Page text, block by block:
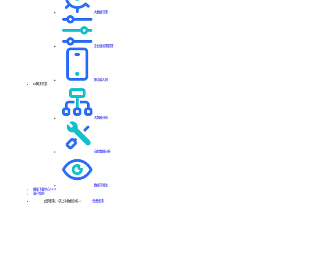
大数据引擎
企业级权限管理
移动端大屏
BI解决方案
大数据分析
自助数据分析
数据可视化
模板下载中心HOT
客户案例
立即使用，1天上手数据分析---> 免费使用